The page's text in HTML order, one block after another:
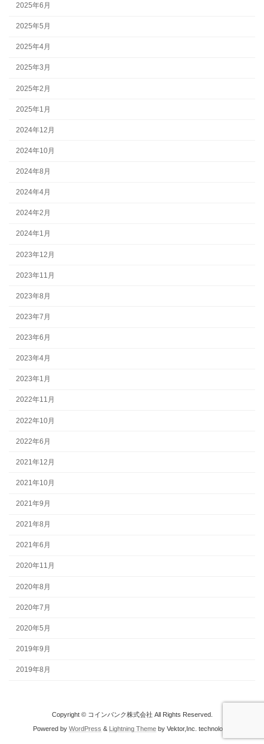
2025年6月
2025年5月
2025年4月
2025年3月
2025年2月
2025年1月
2024年12月
2024年10月
2024年8月
2024年4月
2024年2月
2024年1月
2023年12月
2023年11月
2023年8月
2023年7月
2023年6月
2023年4月
2023年1月
2022年11月
2022年10月
2022年6月
2021年12月
2021年10月
2021年9月
2021年8月
2021年6月
2020年11月
2020年8月
2020年7月
2020年5月
2019年9月
2019年8月
Copyright © コインバンク株式会社 All Rights Reserved.
Powered by WordPress & Lightning Theme by Vektor,Inc. technology.